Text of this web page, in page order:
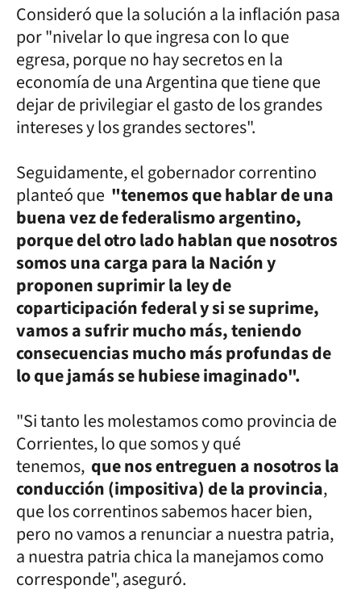
Consideró que la solución a la inflación pasa
por "nivelar lo que ingresa con lo que
egresa, porque no hay secretos en la
economía de una Argentina que tiene que
dejar de privilegiar el gasto de los grandes
intereses y los grandes sectores".
Seguidamente, el gobernador correntino
planteó que "tenemos que hablar de una
buena vez de federalismo argentino,
porque del otro lado hablan que nosotros
somos una carga para la Nación y
proponen suprimir la ley de
coparticipación federal y si se suprime,
vamos a sufrir mucho más, teniendo
consecuencias mucho más profundas de
lo que jamás se hubiese imaginado".
"Si tanto les molestamos como provincia de
Corrientes, lo que somos y qué
tenemos, que nos entreguen a nosotros la
conducción (impositiva) de la provincia,
que los correntinos sabemos hacer bien,
pero no vamos a renunciar a nuestra patria,
a nuestra patria chica la manejamos como
corresponde", aseguró.